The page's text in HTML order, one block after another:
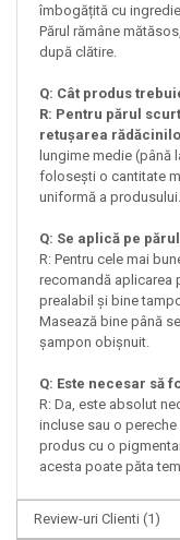
îmbogățită cu
Părul rămâne
după clătire.
Q: Cât produs
R: Pentru părul
retușarea
lungime medie (până
folosești o cantitate
uniformă a produsului.
Q: Se aplică pe
R: Pentru cele mai
recomandă aplicarea
prealabil și bine
Masează bine până
șampon obișnuit.
Q: Este necesar să
R: Da, este absolut
incluse sau o
produs cu o
acesta poate păta
Review-uri Clienti (1)